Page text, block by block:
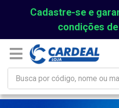
Cadastre-se e
condições